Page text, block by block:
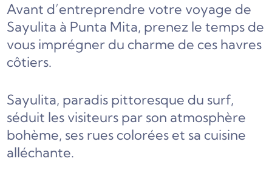
Avant d’entreprendre votre voyage de
Sayulita à Punta Mita, prenez le temps de
vous imprégner du charme de ces havres
côtiers.
Sayulita, paradis pittoresque du surf,
séduit les visiteurs par son atmosphère
bohème, ses rues colorées et sa cuisine
alléchante.